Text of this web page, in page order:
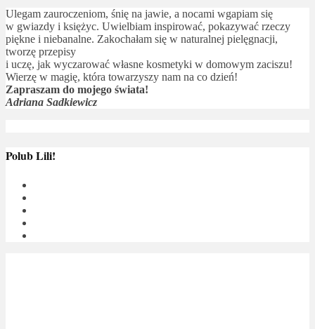
Ulegam zauroczeniom, śnię na jawie, a nocami wgapiam się
w gwiazdy i księżyc. Uwielbiam inspirować, pokazywać rzeczy
piękne i niebanalne. Zakochałam się w naturalnej pielęgnacji,
tworzę przepisy
i uczę, jak wyczarować własne kosmetyki w domowym zaciszu!
Wierzę w magię, która towarzyszy nam na co dzień!
Zapraszam do mojego świata!
Adriana Sadkiewicz
Polub Lili!